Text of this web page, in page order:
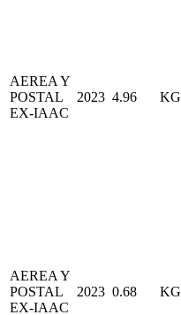
AEREA Y
POSTAL
EX-IAAC
2023 4.96 KG
AEREA Y
POSTAL
EX-IAAC
2023 0.68 KG